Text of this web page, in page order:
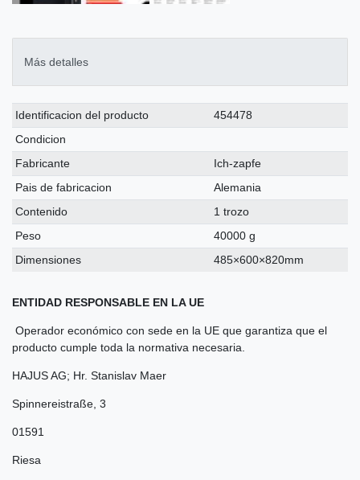
Más detalles
Ceres::Template.singleItemTechnicalDataAttribute
Ceres::Template.singleItemTechnicalDataValue
Identificacion del producto
454478
Condicion
Fabricante
Ich-zapfe
Pais de fabricacion
Alemania
Contenido
1 trozo
Peso
40000 g
Dimensiones
485×600×820mm
ENTIDAD RESPONSABLE EN LA UE
Operador económico con sede en la UE que garantiza que el
producto cumple toda la normativa necesaria.
HAJUS AG; Hr. Stanislav Maer
Spinnereistraße 3
01591
Riesa